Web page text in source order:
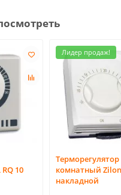
10
Лидер продаж!
Терморегулятор
комнатный Zilon
накладной